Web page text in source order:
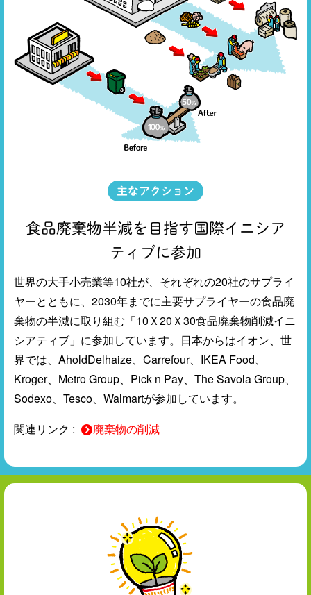
主なアクション
食品廃棄物半減を目指す国際イニシア
ティブに参加
世界の大手小売業等10社が、それぞれの20社のサプライ
ヤーとともに、2030年までに主要サプライヤーの食品廃
棄物の半減に取り組む「10Ｘ20Ｘ30食品廃棄物削減イニ
シアティブ」に参加しています。日本からはイオン、世
界では、AholdDelhaize、Carrefour、IKEA Food、
Kroger、Metro Group、Pick n Pay、The Savola Group、
Sodexo、Tesco、Walmartが参加しています。
関連リンク :
廃棄物の削減